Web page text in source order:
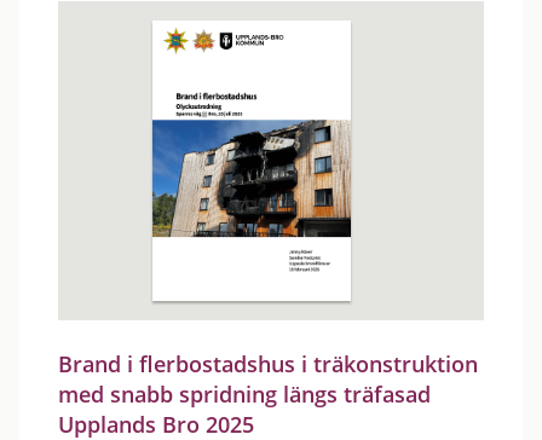
Brand i flerbostadshus i träkonstruktion
med snabb spridning längs träfasad
Upplands Bro 2025